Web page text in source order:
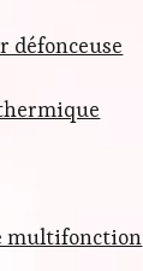
défonceuse
multifonction